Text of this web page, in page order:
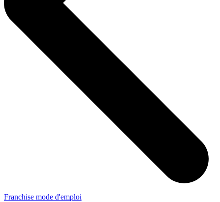
Franchise mode d'emploi